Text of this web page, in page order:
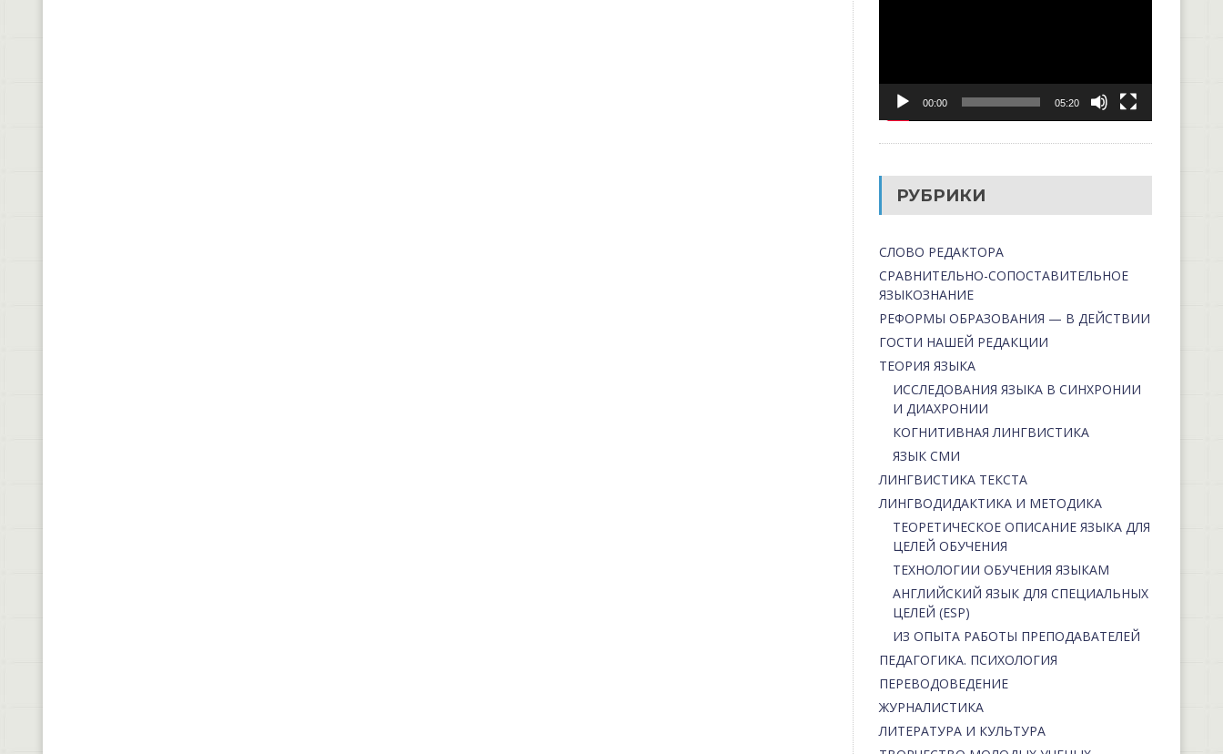
00:00 05:20
РУБРИКИ
СЛОВО РЕДАКТОРА
СРАВНИТЕЛЬНО-СОПОСТАВИТЕЛЬНОЕ
ЯЗЫКОЗНАНИЕ
РЕФОРМЫ ОБРАЗОВАНИЯ — В ДЕЙСТВИИ
ГОСТИ НАШЕЙ РЕДАКЦИИ
ТЕОРИЯ ЯЗЫКА
ИССЛЕДОВАНИЯ ЯЗЫКА В СИНХРОНИИ
И ДИАХРОНИИ
КОГНИТИВНАЯ ЛИНГВИСТИКА
ЯЗЫК СМИ
ЛИНГВИСТИКА ТЕКСТА
ЛИНГВОДИДАКТИКА И МЕТОДИКА
ТЕОРЕТИЧЕСКОЕ ОПИСАНИЕ ЯЗЫКА ДЛЯ
ЦЕЛЕЙ ОБУЧЕНИЯ
ТЕХНОЛОГИИ ОБУЧЕНИЯ ЯЗЫКАМ
АНГЛИЙСКИЙ ЯЗЫК ДЛЯ СПЕЦИАЛЬНЫХ
ЦЕЛЕЙ (ESP)
ИЗ ОПЫТА РАБОТЫ ПРЕПОДАВАТЕЛЕЙ
ПЕДАГОГИКА. ПСИХОЛОГИЯ
ПЕРЕВОДОВЕДЕНИЕ
ЖУРНАЛИСТИКА
ЛИТЕРАТУРА И КУЛЬТУРА